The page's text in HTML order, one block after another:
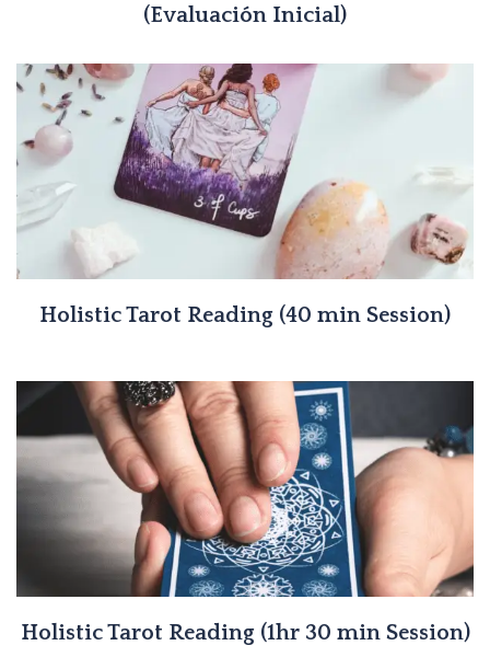
(Evaluación Inicial)
Holistic Tarot Reading (40 min Session)
Holistic Tarot Reading (1hr 30 min Session)